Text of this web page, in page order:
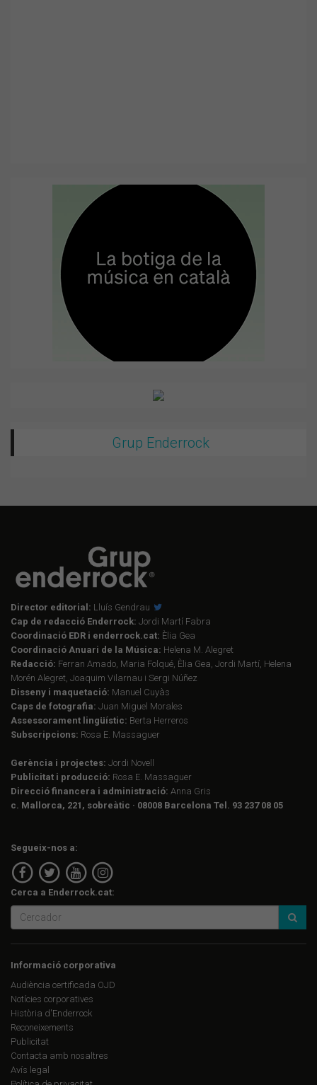
Grup Enderrock
Director editorial: Lluís Gendrau
Cap de redacció Enderrock: Jordi Martí Fabra
Coordinació EDR i enderrock.cat: Èlia Gea
Coordinació Anuari de la Música: Helena M. Alegret
Redacció: Ferran Amado, Maria Folqué, Èlia Gea, Jordi Martí, Helena
Morén Alegret, Joaquim Vilarnau i Sergi Núñez
Disseny i maquetació: Manuel Cuyàs
Caps de fotografia: Juan Miguel Morales
Assessorament lingüístic: Berta Herreros
Subscripcions: Rosa E. Massaguer
Gerència i projectes: Jordi Novell
Publicitat i producció: Rosa E. Massaguer
Direcció financera i administració: Anna Gris
c. Mallorca, 221, sobreàtic · 08008 Barcelona Tel. 93 237 08 05
Segueix-nos a:
Cerca a Enderrock.cat:
Informació corporativa
Audiència certificada OJD
Notícies corporatives
Història d'Enderrock
Reconeixements
Publicitat
Contacta amb nosaltres
Avís legal